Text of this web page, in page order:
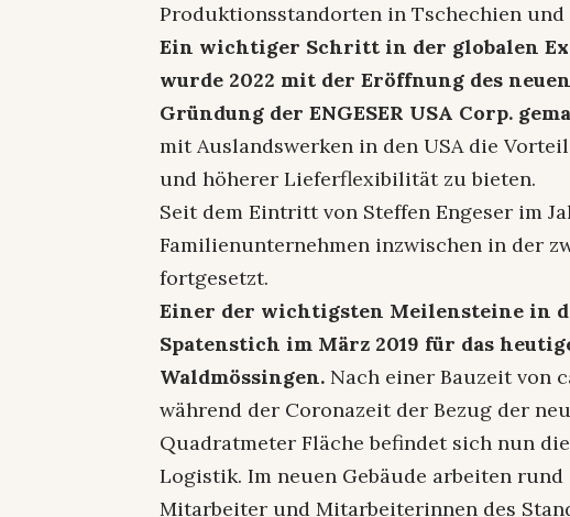
Produktionsstandorten in Tschechien und
Ein wichtiger Schritt in der globalen
wurde 2022 mit der Eröffnung des
Gründung der ENGESER USA Corp.
mit Auslandswerken in den USA die
und höherer Lieferflexibilität zu bieten.
Seit dem Eintritt von Steffen Engeser im
Familienunternehmen inzwischen in der
fortgesetzt.
Einer der wichtigsten Meilensteine in
Spatenstich im März 2019 für das
Waldmössingen. Nach einer Bauzeit von
während der Coronazeit der Bezug der
Quadratmeter Fläche befindet sich nun
Logistik. Im neuen Gebäude arbeiten rund
Mitarbeiter und Mitarbeiterinnen des